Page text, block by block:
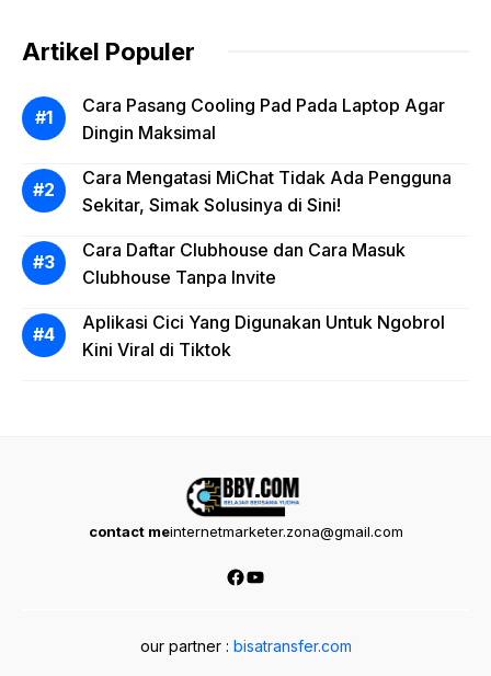
Artikel Populer
Cara Pasang Cooling Pad Pada Laptop Agar
Dingin Maksimal
Cara Mengatasi MiChat Tidak Ada Pengguna
Sekitar, Simak Solusinya di Sini!
Cara Daftar Clubhouse dan Cara Masuk
Clubhouse Tanpa Invite
Aplikasi Cici Yang Digunakan Untuk Ngobrol
Kini Viral di Tiktok
contact meinternetmarketer.zona@gmail.com
Facebook
YouTube
our partner : bisatransfer.com